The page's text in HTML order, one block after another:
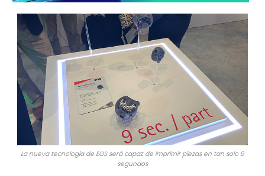
La nueva tecnología de EOS será capaz de imprimir piezas en tan solo 9
segundos